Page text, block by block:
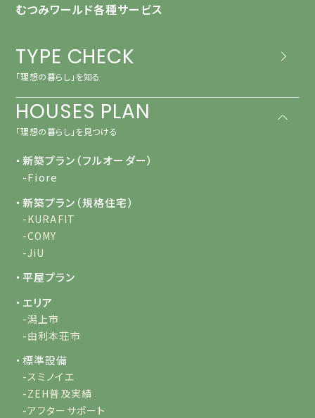
むつみワールド各種サービス
TYPE CHECK
「理想の暮らし」を知る
HOUSES PLAN
「理想の暮らし」を見つける
・新築プラン（フルオーダー）
-Fiore
・新築プラン（規格住宅）
-KURAFIT
-COMY
-JiU
・平屋プラン
・エリア
-潟上市
-由利本荘市
・標準設備
-スミノイエ
-ZEH普及実績
-アフターサポート